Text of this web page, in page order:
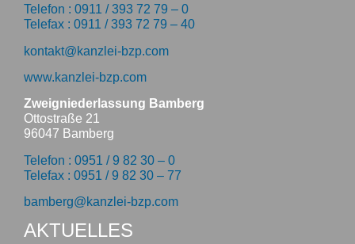
Telefon : 0911 / 393 72 79 – 0
Telefax : 0911 / 393 72 79 – 40
kontakt@kanzlei-bzp.com
www.kanzlei-bzp.com
Zweigniederlassung Bamberg
Ottostraße 21
96047 Bamberg
Telefon : 0951 / 9 82 30 – 0
Telefax : 0951 / 9 82 30 – 77
bamberg@kanzlei-bzp.com
AKTUELLES